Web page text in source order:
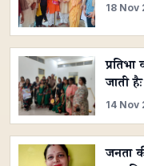
18 Nov
जाती
14 Nov
जनता